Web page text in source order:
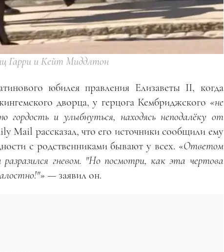
Гарри и Кейт Миддлтон
юбилея правления Елизаветы II, когда
дворца, у герцога Кембриджского «не
гордость и улыбнуться, находясь неподалёку от
Mail рассказал, что его источники сообщили ему
с родственниками бывают у всех. «Ответом
гневом. "Но посмотри, как эта чертова
» — заявил он.